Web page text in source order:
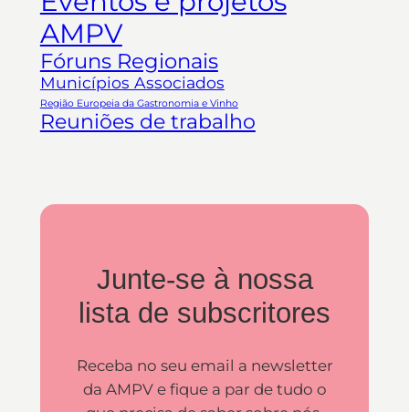
AMPV
Fóruns Regionais
Municípios Associados
Região Europeia da Gastronomia e Vinho
Reuniões de trabalho
Junte-se à nossa
lista de subscritores
Receba no seu email a newsletter
da AMPV e fique a par de tudo o